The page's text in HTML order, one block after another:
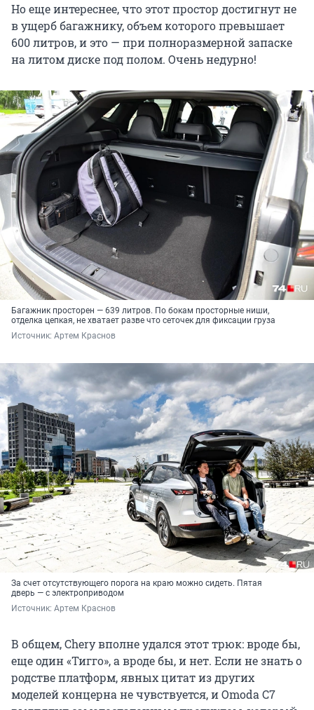
Но еще интереснее, что этот простор достигнут не
в ущерб багажнику, объем которого превышает
600 литров, и это — при полноразмерной запаске
на литом диске под полом. Очень недурно!
Багажник просторен — 639 литров. По бокам просторные ниши,
отделка цепкая, не хватает разве что сеточек для фиксации груза
Источник: Артем Краснов
За счет отсутствующего порога на краю можно сидеть. Пятая
дверь — с электроприводом
Источник: Артем Краснов
В общем, Chery вполне удался этот трюк: вроде бы,
еще один «Тигго», а вроде бы, и нет. Если не знать о
родстве платформ, явных цитат из других
моделей концерна не чувствуется, и Omoda C7